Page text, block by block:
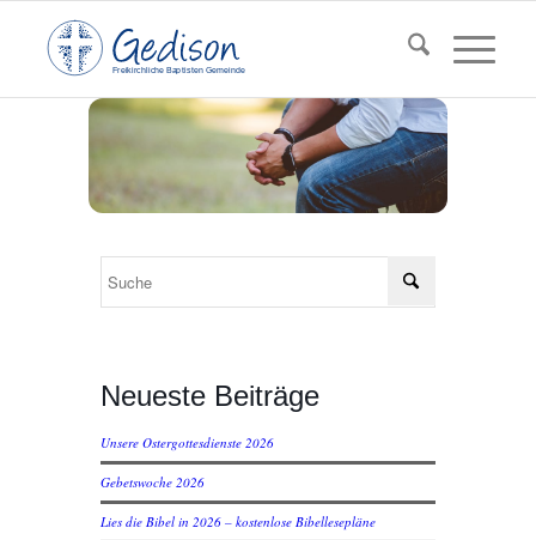
F reikirchlic heBa ptisten Gemeinde
Neueste Beiträge
Unsere Ostergottesdienste 2026
Gebetswoche 2026
Lies die Bibel in 2026 – kostenlose Bibellesepläne